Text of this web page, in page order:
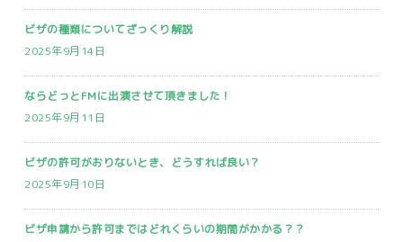
ビザの種類についてざっくり解説
2025年9月14日
ならどっとFMに出演させて頂きました！
2025年9月11日
ビザの許可がおりないとき、どうすれば良い？
2025年9月10日
ビザ申請から許可まではどれくらいの期間がかかる？？